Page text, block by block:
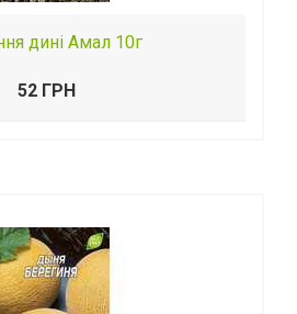
дині Амал 10г
52 ГРН